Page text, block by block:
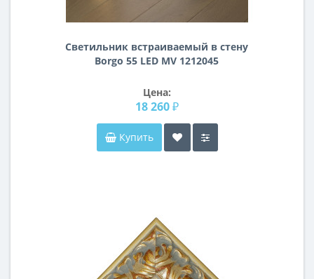
Светильник встраиваемый в стену
Borgo 55 LED MV 1212045
Цена:
18 260 ₽
Купить